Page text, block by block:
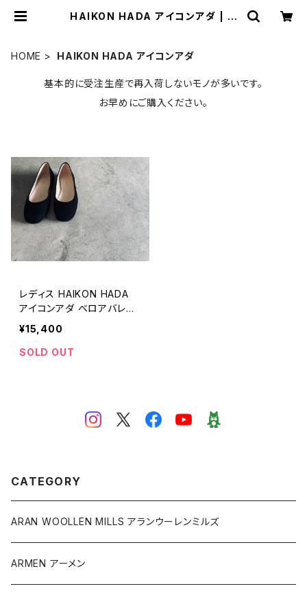
HAIKON HADA アイコンアダ | ワ
HOME HAIKON HADA アイコンアダ
基本的に受注生産で再入荷しないモノが多いです。
お早めにご購入ください。
レディス HAIKON HADA
アイコンアダ ベロアバレエ
シューズ ¥15400(税込)
¥15,400
SOLD OUT
CATEGORY
ARAN WOOLLEN MILLS アランウーレンミルズ
ARMEN アーメン